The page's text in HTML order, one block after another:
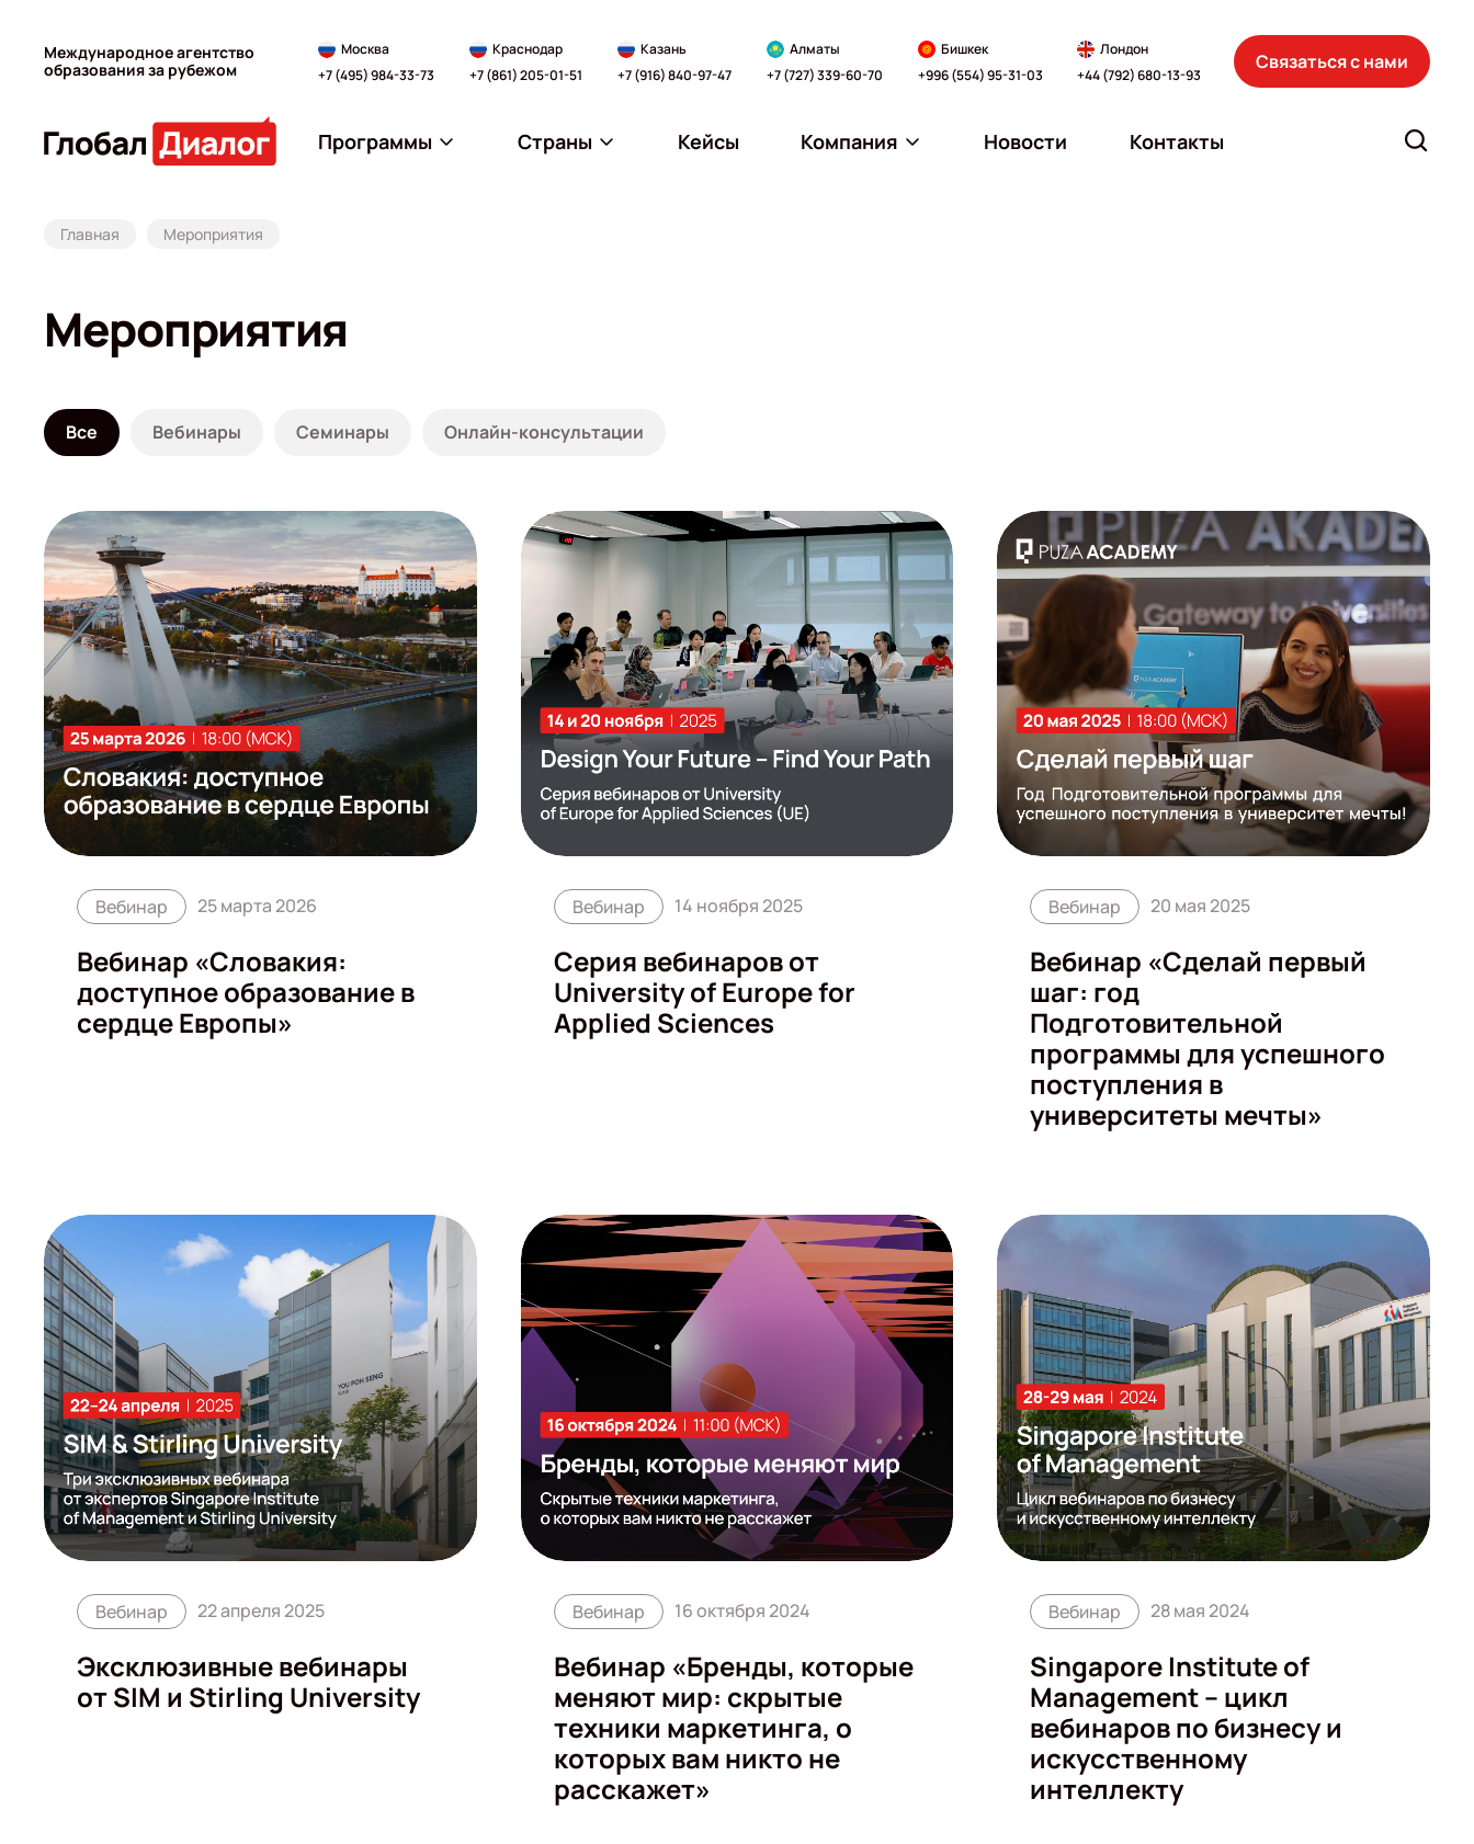
Международное агентство
образования за рубежом
Москва
+7 (495) 984-33-73
Краснодар
+7 (861) 205-01-51
Казань
+7 (916) 840-97-47
Алматы
+7 (727) 339-60-70
Бишкек
+996 (554) 95-31-03
Лондон
+44 (792) 680-13-93
Связаться с нами
Программы Страны Кейсы Компания Новости Контакты
Главная Мероприятия
Мероприятия
Все Вебинары Семинары Онлайн-консультации
Вебинар 25 марта 2026
Вебинар «Словакия:
доступное образование в
сердце Европы»
Вебинар 14 ноября 2025
Серия вебинаров от
University of Europe for
Applied Sciences
Вебинар 20 мая 2025
Вебинар «Сделай первый
шаг: год
Подготовительной
программы для успешного
поступления в
университеты мечты»
Вебинар 22 апреля 2025
Эксклюзивные вебинары
от SIM и Stirling University
Вебинар 16 октября 2024
Вебинар «Бренды, которые
меняют мир: скрытые
техники маркетинга, о
которых вам никто не
расскажет»
Вебинар 28 мая 2024
Singapore Institute of
Management – цикл
вебинаров по бизнесу и
искусственному
интеллекту